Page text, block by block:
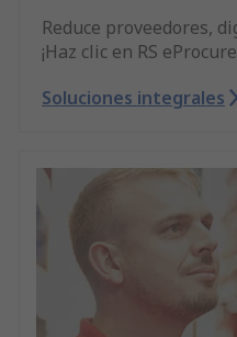
Reduce proveedores,
¡Haz clic en RS
Soluciones integrales